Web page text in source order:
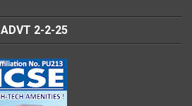
ADVT 2-2-25